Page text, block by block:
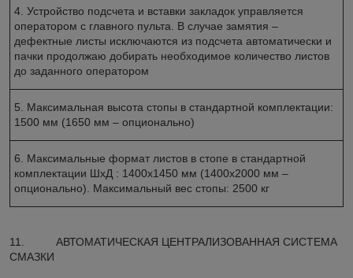
4. Устройство подсчета и вставки закладок управляется
оператором с главного пульта. В случае замятия –
дефектные листы исключаются из подсчета автоматически и
пачки продолжаю добирать необходимое количество листов
до заданного оператором
5. Максимальная высота стопы в стандартной комплектации:
1500 мм (1650 мм – опционально)
6. Максимальные формат листов в стопе в стандартной
комплектации ШхД : 1400х1450 мм (1400х2000 мм –
опционально). Максимальный вес стопы: 2500 кг
11. АВТОМАТИЧЕСКАЯ ЦЕНТРАЛИЗОВАННАЯ СИСТЕМА
СМАЗКИ